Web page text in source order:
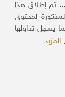
تم إطلاق هذا
لمحتوى
يسهل تداولها